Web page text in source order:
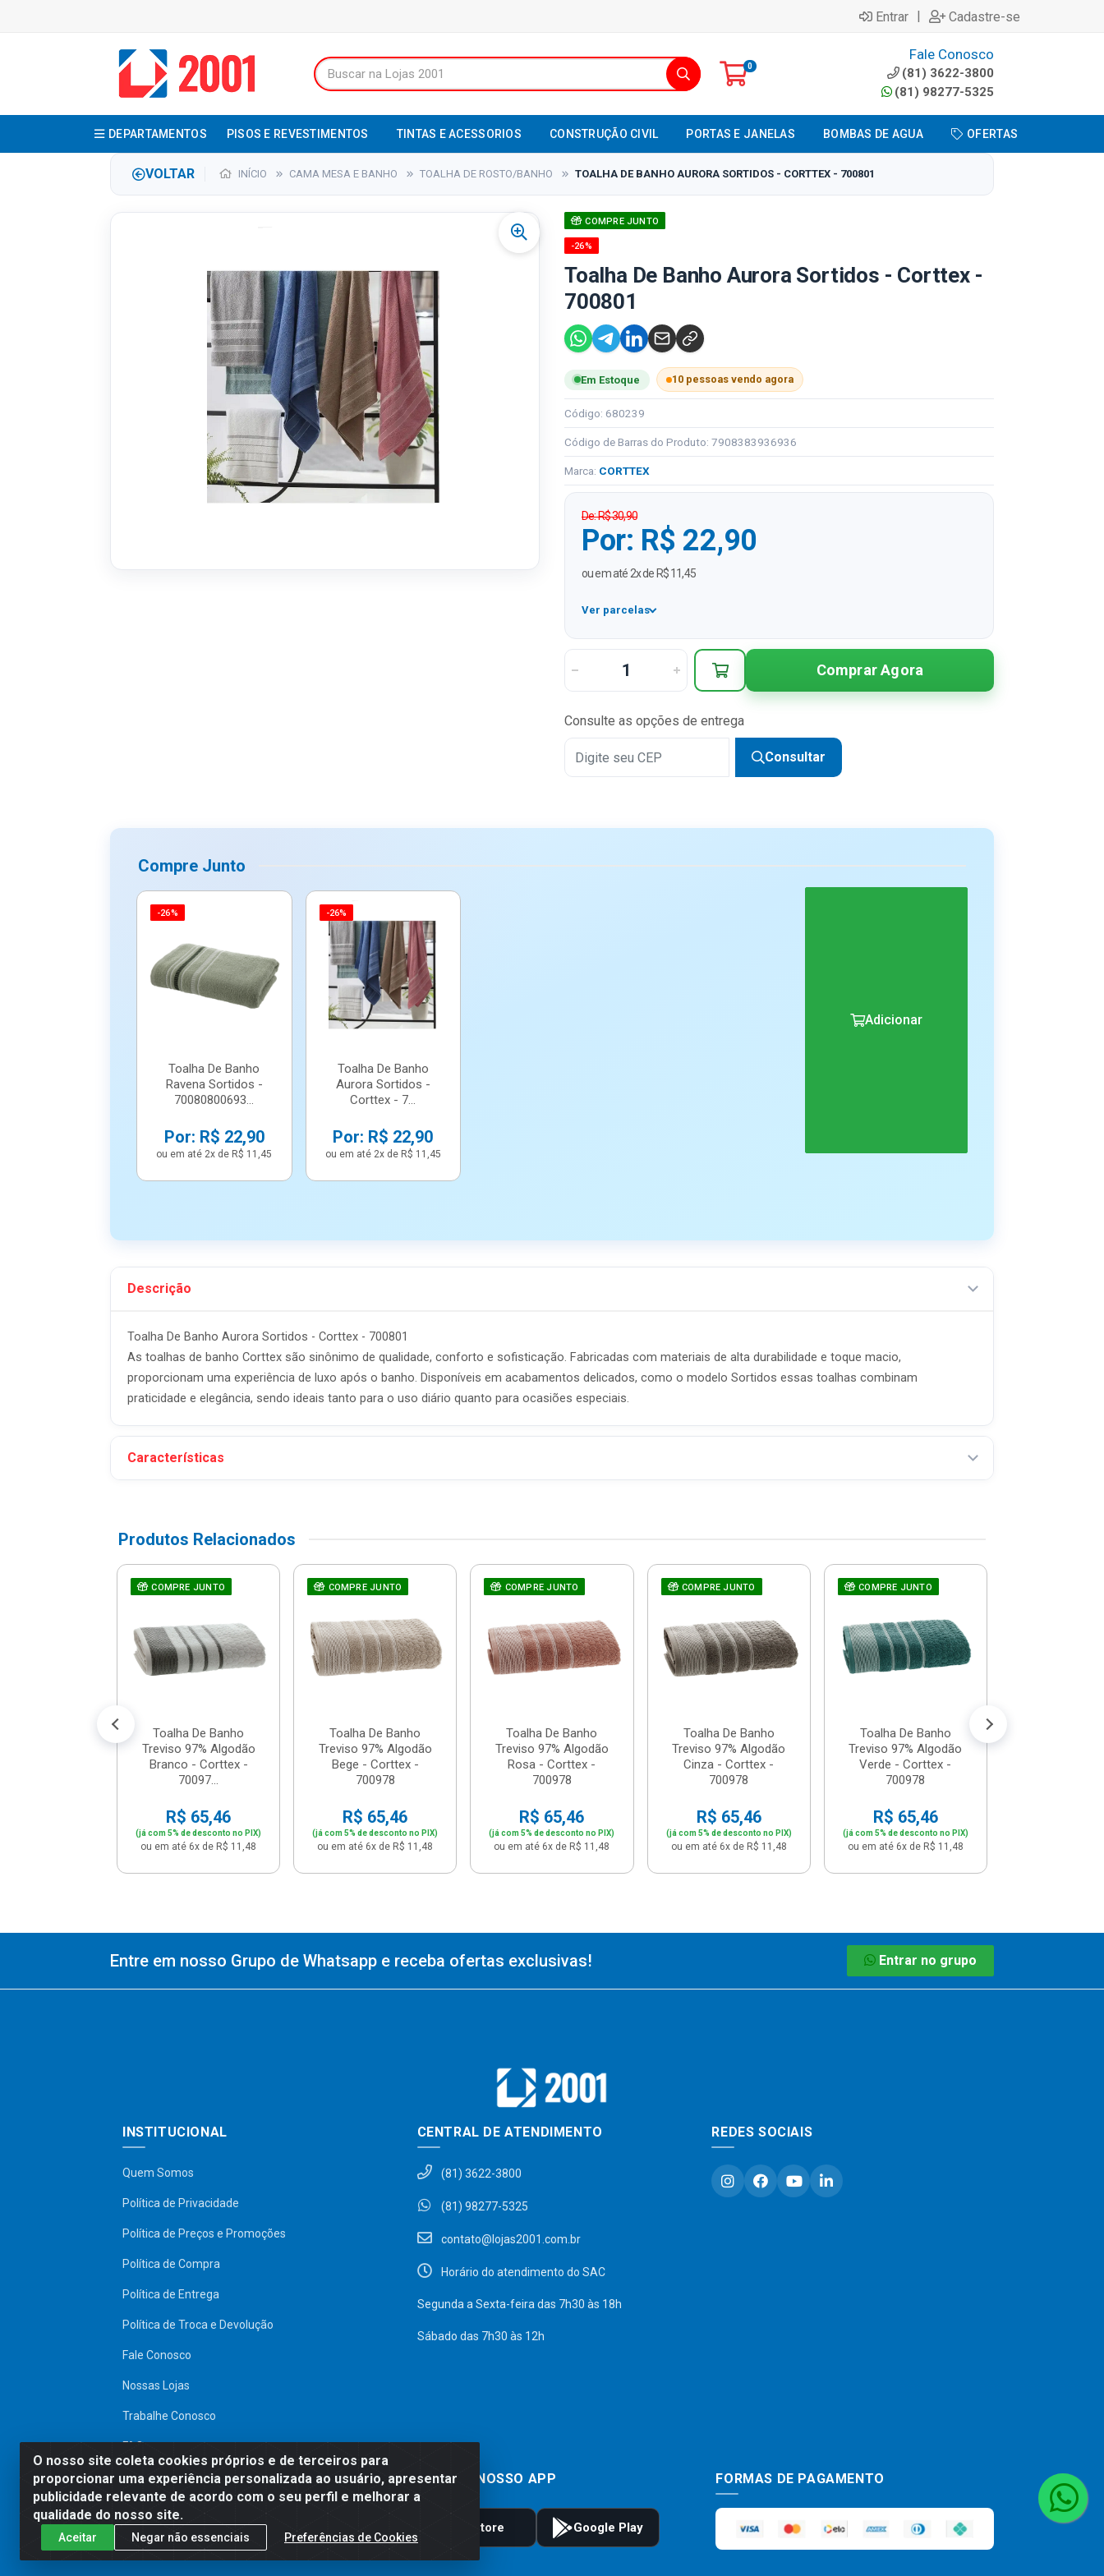
Entrar | Cadastre-se
0
Fale Conosco
(81) 3622-3800
(81) 98277-5325
DEPARTAMENTOS PISOS E REVESTIMENTOS TINTAS E ACESSORIOS CONSTRUÇÃO CIVIL PORTAS E JANELAS BOMBAS DE AGUA OFERTAS
VOLTAR INÍCIO CAMA MESA E BANHO TOALHA DE ROSTO/BANHO TOALHA DE BANHO AURORA SORTIDOS - CORTTEX - 700801
COMPRE JUNTO
-26%
Toalha De Banho Aurora Sortidos - Corttex -
700801
Em Estoque 10 pessoas vendo agora
Código: 680239
Código de Barras do Produto: 7908383936936
Marca: CORTTEX
De: R$ 30,90
Por: R$ 22,90
ou em até 2x de R$ 11,45
Ver parcelas
1x R$ 22,90
R$ 11,45 sem juros
Comprar Agora
Consulte as opções de entrega
Consultar
Compre Junto
-26%
Toalha De Banho
Ravena Sortidos -
70080800693...
Por: R$ 22,90
ou em até 2x de R$ 11,45
-26%
Toalha De Banho
Aurora Sortidos -
Corttex - 7...
Por: R$ 22,90
ou em até 2x de R$ 11,45
Adicionar
Descrição
Toalha De Banho Aurora Sortidos - Corttex - 700801
As toalhas de banho Corttex são sinônimo de qualidade, conforto e sofisticação. Fabricadas com materiais de alta durabilidade e toque macio,
proporcionam uma experiência de luxo após o banho. Disponíveis em acabamentos delicados, como o modelo Sortidos essas toalhas combinam
praticidade e elegância, sendo ideais tanto para o uso diário quanto para ocasiões especiais.
Características
Produtos Relacionados
COMPRE JUNTO
Toalha De Banho
Treviso 97% Algodão
Branco - Corttex -
70097...
R$ 65,46
(já com 5% de desconto no PIX)
ou em até 6x de R$ 11,48
COMPRE JUNTO
Toalha De Banho
Treviso 97% Algodão
Bege - Corttex -
700978
R$ 65,46
(já com 5% de desconto no PIX)
ou em até 6x de R$ 11,48
COMPRE JUNTO
Toalha De Banho
Treviso 97% Algodão
Rosa - Corttex -
700978
R$ 65,46
(já com 5% de desconto no PIX)
ou em até 6x de R$ 11,48
COMPRE JUNTO
Toalha De Banho
Treviso 97% Algodão
Cinza - Corttex -
700978
R$ 65,46
(já com 5% de desconto no PIX)
ou em até 6x de R$ 11,48
COMPRE JUNTO
Toalha De Banho
Treviso 97% Algodão
Verde - Corttex -
700978
R$ 65,46
(já com 5% de desconto no PIX)
ou em até 6x de R$ 11,48
O nosso site coleta cookies próprios e de terceiros para
proporcionar uma experiência personalizada ao usuário, apresentar
publicidade relevante de acordo com o seu perfil e melhorar a
qualidade do nosso site.
Aceitar Negar não essenciais Preferências de Cookies
Entre em nosso Grupo de Whatsapp e receba ofertas exclusivas! Entrar no grupo
INSTITUCIONAL
Quem Somos
Política de Privacidade
Política de Preços e Promoções
Política de Compra
Política de Entrega
Política de Troca e Devolução
Fale Conosco
Nossas Lojas
Trabalhe Conosco
FAQ
CENTRAL DE ATENDIMENTO
(81) 3622-3800
(81) 98277-5325
contato@lojas2001.com.br
Horário do atendimento do SAC
Segunda a Sexta-feira das 7h30 às 18h
Sábado das 7h30 às 12h
REDES SOCIAIS
SITE SEGURO BAIXE JÁ NOSSO APP FORMAS DE PAGAMENTO